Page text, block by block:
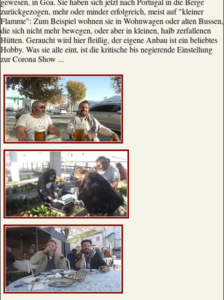
zurückgezogen, mehr oder minder erfolgreich, meist auf "kleiner
Flamme": Zum Beispiel wohnen sie in Wohnwagen oder alten Bussen,
die sich nicht mehr bewegen, oder aber in kleinen, halb zerfallenen
Hütten. Geraucht wird hier fleißig, der eigene Anbau ist ein beliebtes
Hobby. Was sie alle eint, ist die kritische bis negierende Einstellung
zur Corona Show ...